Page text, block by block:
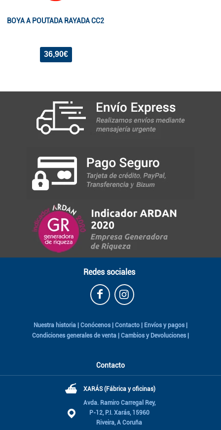
BOYA A POUTADA RAYADA CC2
36,90€
Redes sociales
Nuestra historia | Conócenos | Contacto | Envíos y pagos |
Condiciones generales de venta | Cambios y Devoluciones |
Contacto
⛴ XARÁS (Fábrica y oficinas)
Avda. Ramiro Carregal Rey,
P-12, P.I. Xarás, 15960
Riveira, A Coruña